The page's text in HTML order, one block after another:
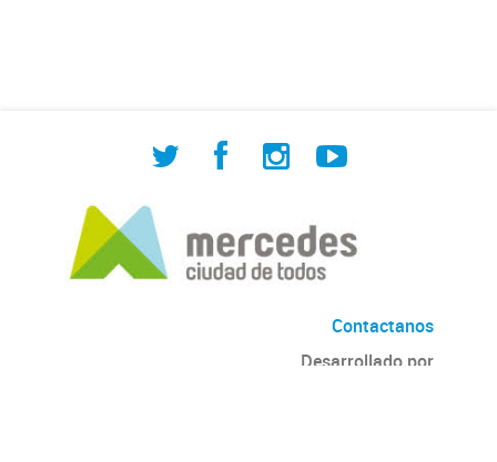
Contactanos
Desarrollado por